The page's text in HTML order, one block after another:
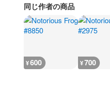
同じ作者の商品
¥600 ¥700